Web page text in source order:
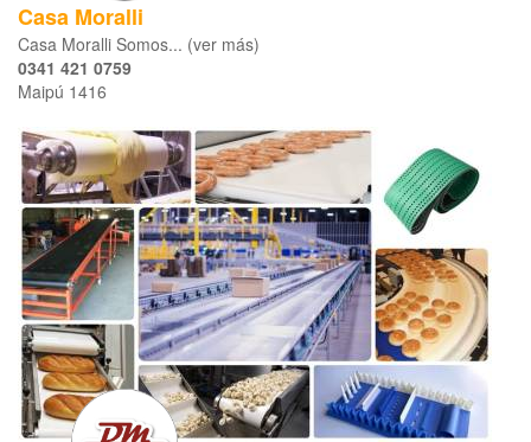
Casa Moralli
Casa Moralli Somos... (ver más)
0341 421 0759
Maipú 1416